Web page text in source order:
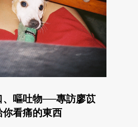
、嘔吐物──專訪廖苡
你看痛的東西